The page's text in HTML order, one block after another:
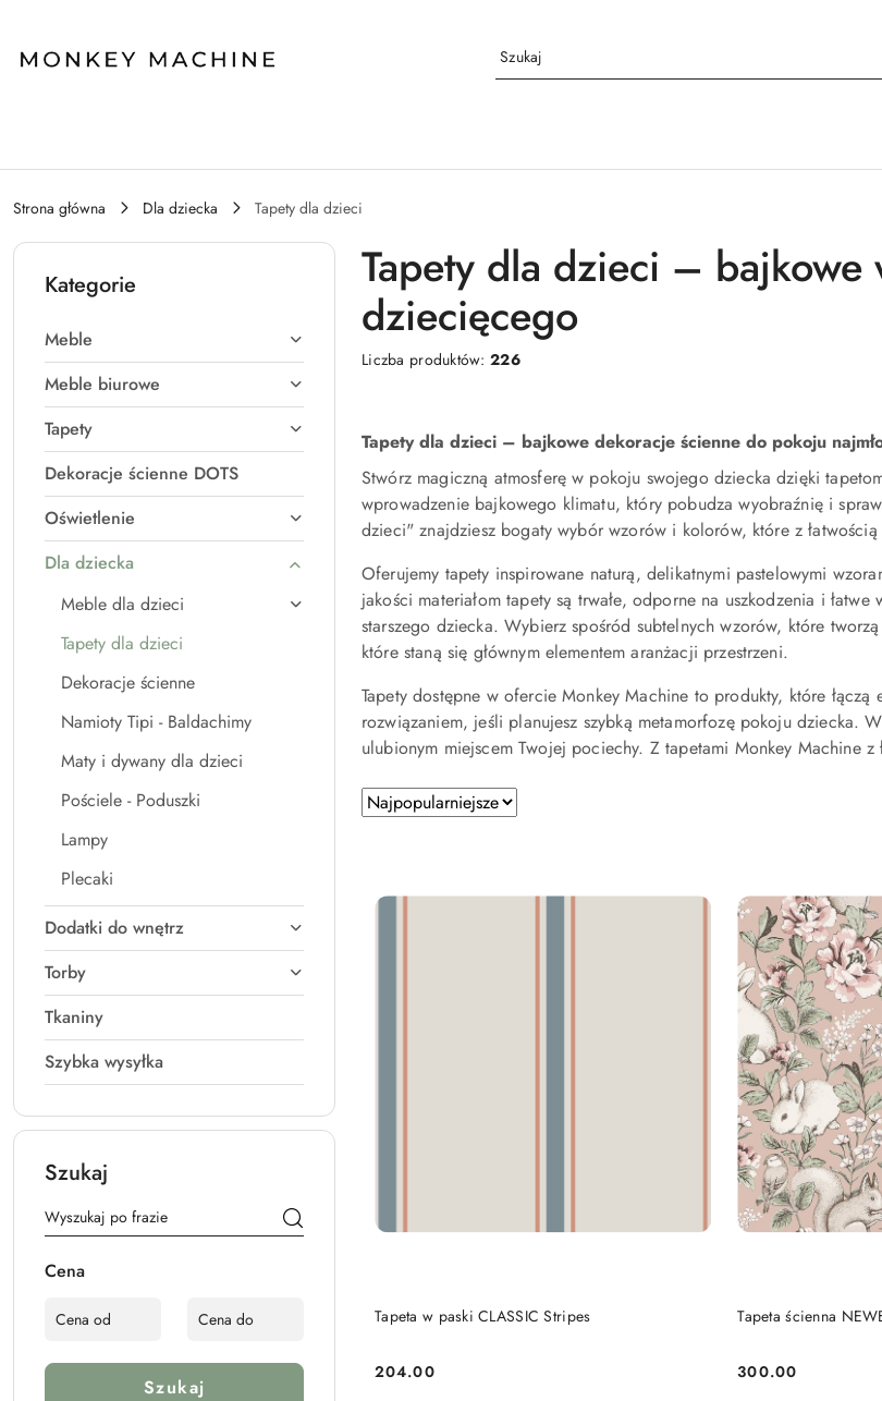
Strona główna Dla dziecka Tapety dla dzieci
Kategorie
Meble
Meble biurowe
Tapety
Dekoracje ścienne DOTS
Oświetlenie
Dla dziecka
Meble dla dzieci
Tapety dla dzieci
Dekoracje ścienne
Namioty Tipi - Baldachimy
Maty i dywany dla dzieci
Pościele - Poduszki
Lampy
Plecaki
Dodatki do wnętrz
Torby
Tkaniny
Szybka wysyłka
Szukaj
Cena
Szukaj
Tapety dla dzieci –
dziecięcego
Liczba produktów:226
Tapety dla dzieci – bajkowe dekoracje ścienne do pokoju
Stwórz magiczną atmosferę w pokoju swojego dziecka dzięki
wprowadzenie bajkowego klimatu, który pobudza wyobraźnię i
dzieci" znajdziesz bogaty wybór wzorów i kolorów, które z
Oferujemy tapety inspirowane naturą, delikatnymi pastelowymi
jakości materiałom tapety są trwałe, odporne na uszkodzenia i
starszego dziecka. Wybierz spośród subtelnych wzorów, które
które staną się głównym elementem aranżacji przestrzeni.
Tapety dostępne w ofercie Monkey Machine to produkty, które
rozwiązaniem, jeśli planujesz szybką metamorfozę pokoju dziecka.
ulubionym miejscem Twojej pociechy. Z tapetami Monkey Machine
Zastosowano
sortowanie:
Sortuj
według
Tapeta w paski CLASSIC Stripes
Cena:
204.00
DO KOSZYKA Tapeta ścienna
Cena:
300.00